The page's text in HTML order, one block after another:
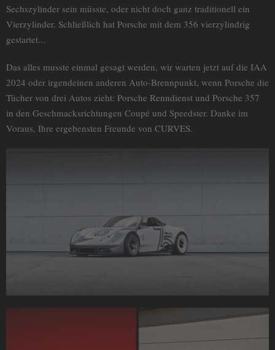
Sechszylinder sein müsste, oder nicht doch ganz traditionell ein
Vierzylinder. Schließlich hat Porsche mit dem 356 vierzylindrig
gestartet...
Das alles musste einmal gesagt werden, wir warten jetzt auf die IAA
2024 oder irgendeinen anderen Auto-Brennpunkt, wenn Porsche die
Tücher von drei Autos zieht: Porsche Renndienst und Porsche 357
in den Geschmacksrichtungen Coupé und Speedster. Danke im
Voraus, Ihre ergebensten Freunde von CURVES.